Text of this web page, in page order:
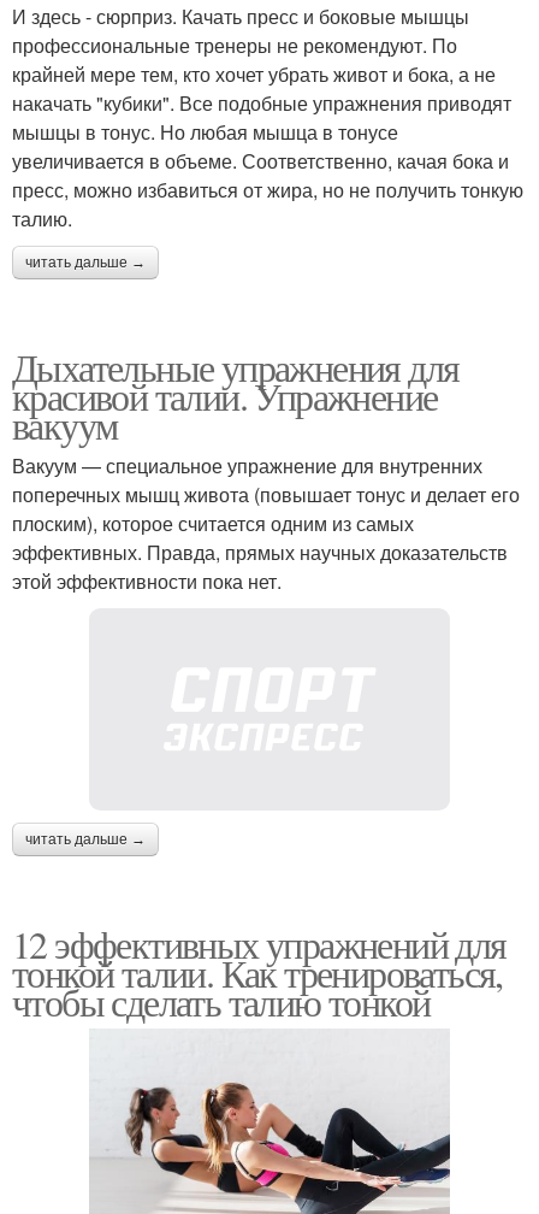
И здесь - сюрприз. Качать пресс и боковые мышцы
профессиональные тренеры не рекомендуют. По
крайней мере тем, кто хочет убрать живот и бока, а не
накачать "кубики". Все подобные упражнения приводят
мышцы в тонус. Но любая мышца в тонусе
увеличивается в объеме. Соответственно, качая бока и
пресс, можно избавиться от жира, но не получить тонкую
талию.
читать дальше →
Дыхательные упражнения для
красивой талии. Упражнение
вакуум
Вакуум — специальное упражнение для внутренних
поперечных мышц живота (повышает тонус и делает его
плоским), которое считается одним из самых
эффективных. Правда, прямых научных доказательств
этой эффективности пока нет.
читать дальше →
12 эффективных упражнений для
тонкой талии. Как тренироваться,
чтобы сделать талию тонкой